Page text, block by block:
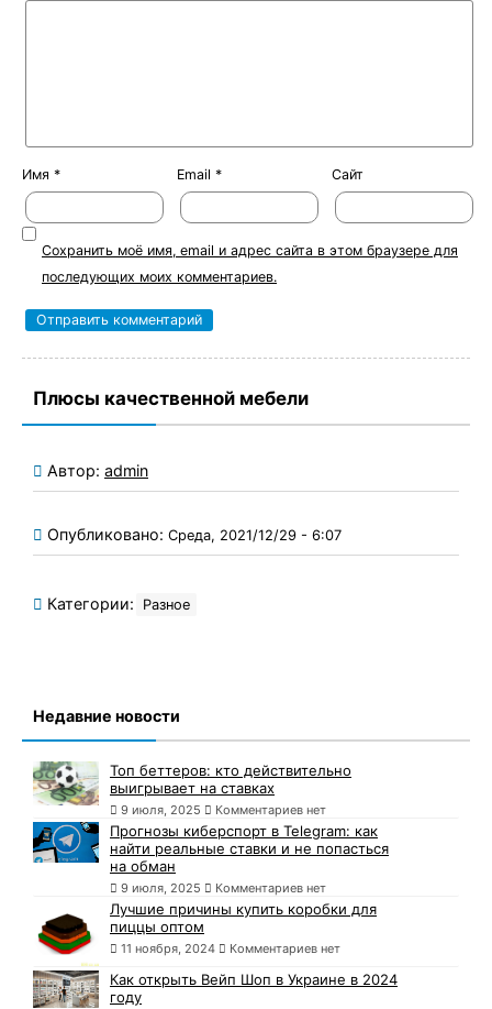
Имя * Email * Сайт
Сохранить моё имя, email и адрес сайта в этом браузере для
последующих моих комментариев.
Плюсы качественной мебели
Автор: admin
Опубликовано: Среда, 2021/12/29 - 6:07
Категории: Разное
Недавние новости
Топ беттеров: кто действительно
выигрывает на ставках
9 июля, 2025 Комментариев нет
Прогнозы киберспорт в Telegram: как
найти реальные ставки и не попасться
на обман
9 июля, 2025 Комментариев нет
Лучшие причины купить коробки для
пиццы оптом
11 ноября, 2024 Комментариев нет
Как открыть Вейп Шоп в Украине в 2024
году